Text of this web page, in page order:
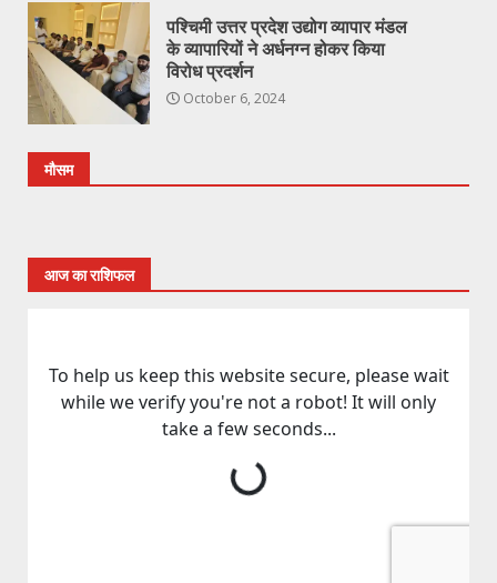
पश्चिमी उत्तर प्रदेश उद्योग व्यापार मंडल
के व्यापारियों ने अर्धनग्न होकर किया
विरोध प्रदर्शन
October 6, 2024
मौसम
आज का राशिफल